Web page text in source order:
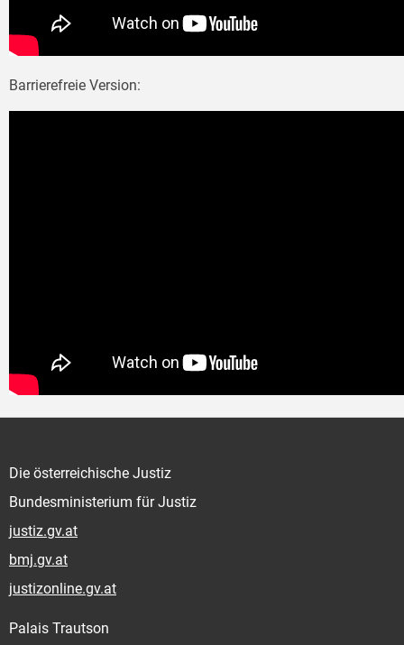
Barrierefreie Version:
Die österreichische Justiz
Bundesministerium für Justiz
justiz.gv.at
bmj.gv.at
justizonline.gv.at
Palais Trautson